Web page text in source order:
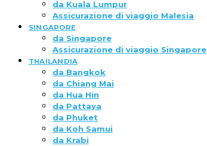
da Kuala Lumpur
Assicurazione di viaggio Malesia
SINGAPORE
da Singapore
Assicurazione di viaggio Singapore
THAILANDIA
da Bangkok
da Chiang Mai
da Hua Hin
da Pattaya
da Phuket
da Koh Samui
da Krabi